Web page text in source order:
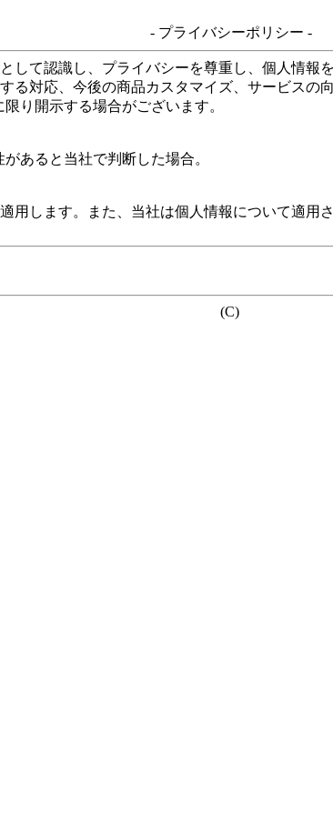
- プライバシーポリシー -
て認識し、プライバシーを尊重し、個人情報
る対応、今後の商品カスタマイズ、サービス
り開示する場合がございます。
あると当社で判断した場合。
用します。また、当社は個人情報について適用
(C)